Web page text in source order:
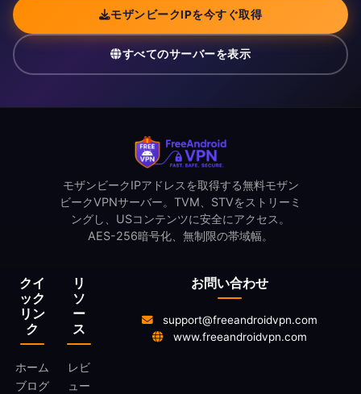
モザンビークIPを今すぐ取得
すべてのサーバーを表示
クイ
ック
リン
ク
ホーム
ブログ
リ
ソ
ー
ス
レビ
ュー
モザンビークIPアドレスを取得する無料モザン
ビークVPNサーバー。TVM、STVをストリーミ
ングし、USコンテンツに安全にアクセス。
AES-256暗号化、無制限の帯域幅。
お問い合わせ
support@freeandroidvpn.com
www.freeandroidvpn.com